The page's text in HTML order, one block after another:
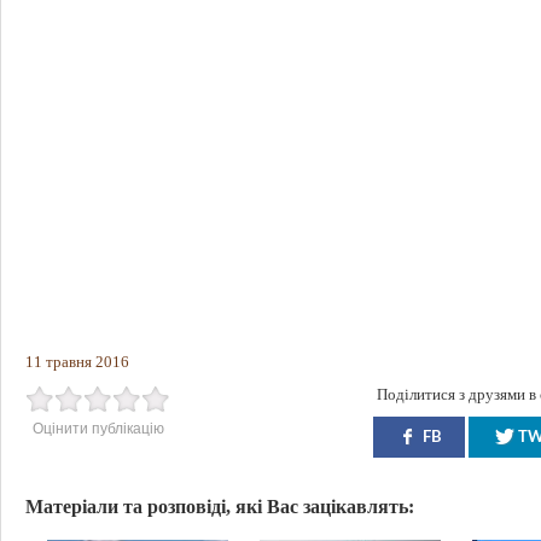
11 травня 2016
Оцінити публікацію
Поділитися з друзями
FB
Матеріали та розповіді, які Вас зацікавлять: